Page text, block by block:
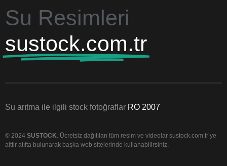
Su Resimleri
sustock.com.tr
Su arıtma ile ilgili stock fotoğraflar RO 2007
© 2024 SUSTOCK . Ücretsiz dağıtılan tüm resim ve videolar sustock.com.tr’ye
aittir atıfta bulunarak başka web sitelerinde kullanabilirsiniz.